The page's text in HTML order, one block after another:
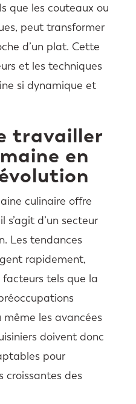
que les couteaux ou
peut transformer
d’un plat. Cette
et les techniques
si dynamique et
travailler
en
culinaire offre
d’un secteur
Les tendances
rapidement,
tels que la
les avancées
doivent donc
pour
croissantes des